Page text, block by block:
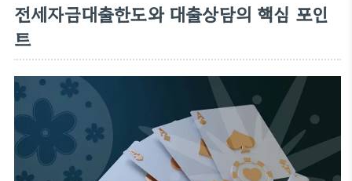
전세자금대출한도와 대출상담의 핵심 포인
트